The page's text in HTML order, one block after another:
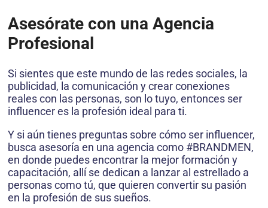
Asesórate con una Agencia
Profesional
Si sientes que este mundo de las redes sociales, la
publicidad, la comunicación y crear conexiones
reales con las personas, son lo tuyo, entonces ser
influencer es la profesión ideal para ti.
Y si aún tienes preguntas sobre cómo ser influencer,
busca asesoría en una agencia como #BRANDMEN,
en donde puedes encontrar la mejor formación y
capacitación, allí se dedican a lanzar al estrellado a
personas como tú, que quieren convertir su pasión
en la profesión de sus sueños.